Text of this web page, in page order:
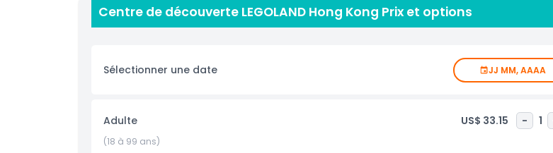
Le Centre de découverte LEGOLAND Hong Kong est un excellent endroit pour passer du temps en
famille, explorer des modèles Lego impressionnants et participer à des activités interactives qui
Inclus
Centre de découverte LEGOLAND Hong Kong Prix et options
Sélectionner une date JJ MM, AAAA
Adulte US$ 33.15 - 1
(18 à 99 ans)